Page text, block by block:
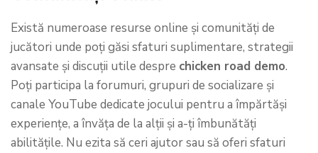
Există numeroase resurse online și comunități de
jucători unde poți găsi sfaturi suplimentare, strategii
avansate și discuții utile despre chicken road demo.
Poți participa la forumuri, grupuri de socializare și
canale YouTube dedicate jocului pentru a împărtăși
experiențe, a învăța de la alții și a-ți îmbunătăți
abilitățile. Nu ezita să ceri ajutor sau să oferi sfaturi